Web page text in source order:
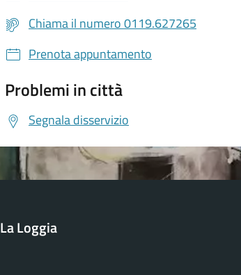
Chiama il numero 0119.627265
Prenota appuntamento
Problemi in città
Segnala disservizio
La Loggia